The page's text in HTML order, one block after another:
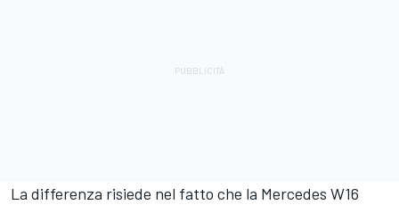
La differenza risiede nel fatto che la Mercedes W16